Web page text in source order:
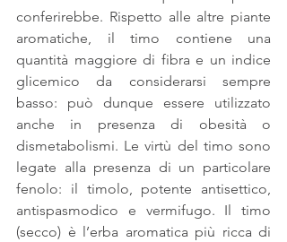
conferirebbe. Rispetto alle altre piante
aromatiche, il timo contiene una
quantità maggiore di fibra e un indice
glicemico da considerarsi sempre
basso: può dunque essere utilizzato
anche in presenza di obesità o
dismetabolismi. Le virtù del timo sono
legate alla presenza di un particolare
fenolo: il timolo, potente antisettico,
antispasmodico e vermifugo. Il timo
(secco) è l’erba aromatica più ricca di